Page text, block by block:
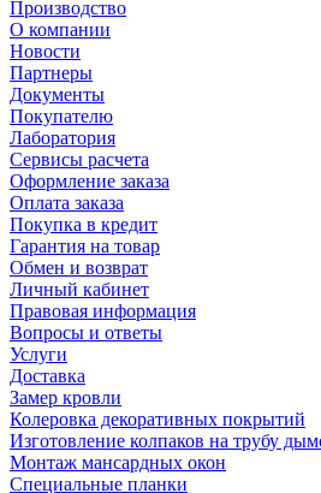
Производство
О компании
Новости
Партнеры
Документы
Покупателю
Лаборатория
Сервисы расчета
Оформление заказа
Оплата заказа
Покупка в кредит
Гарантия на товар
Обмен и возврат
Личный кабинет
Правовая информация
Вопросы и ответы
Услуги
Доставка
Замер кровли
Колеровка декоративных покрытий
Изготовление колпаков на трубу
Монтаж мансардных окон
Специальные планки